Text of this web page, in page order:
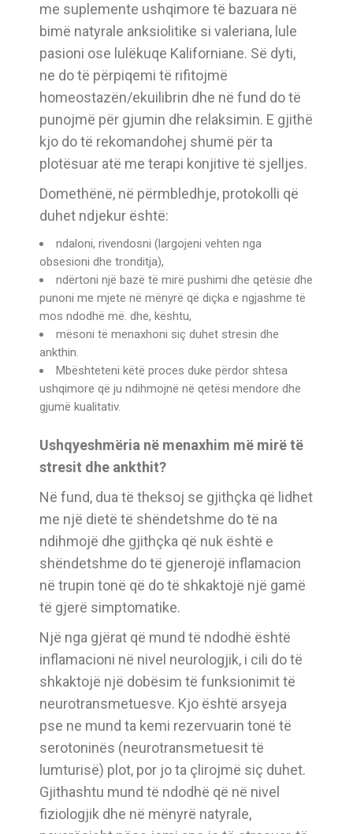
me suplemente ushqimore të bazuara në
bimë natyrale anksiolitike si valeriana, lule
pasioni ose lulëkuqe Kaliforniane. Së dyti,
ne do të përpiqemi të rifitojmë
homeostazën/ekuilibrin dhe në fund do të
punojmë për gjumin dhe relaksimin. E gjithë
kjo do të rekomandohej shumë për ta
plotësuar atë me terapi konjitive të sjelljes.
Domethënë, në përmbledhje, protokolli që
duhet ndjekur është:
ndaloni, rivendosni (largojeni vehten nga
obsesioni dhe tronditja),
ndërtoni një bazë të mirë pushimi dhe qetësie dhe
punoni me mjete në mënyrë që diçka e ngjashme të
mos ndodhë më. dhe, kështu,
mësoni të menaxhoni siç duhet stresin dhe
ankthin.
Mbështeteni këtë proces duke përdor shtesa
ushqimore që ju ndihmojnë në qetësi mendore dhe
gjumë kualitativ.
Ushqyeshmëria në menaxhim më mirë të
stresit dhe ankthit?
Në fund, dua të theksoj se gjithçka që lidhet
me një dietë të shëndetshme do të na
ndihmojë dhe gjithçka që nuk është e
shëndetshme do të gjenerojë inflamacion
në trupin tonë që do të shkaktojë një gamë
të gjerë simptomatike.
Një nga gjërat që mund të ndodhë është
inflamacioni në nivel neurologjik, i cili do të
shkaktojë një dobësim të funksionimit të
neurotransmetuesve. Kjo është arsyeja
pse ne mund ta kemi rezervuarin tonë të
serotoninës (neurotransmetuesit të
lumturisë) plot, por jo ta çlirojmë siç duhet.
Gjithashtu mund të ndodhë që në nivel
fiziologjik dhe në mënyrë natyrale,